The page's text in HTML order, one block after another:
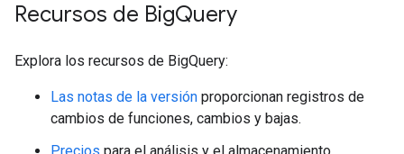
Recursos de BigQuery
Explora los recursos de BigQuery:
Las notas de la versión proporcionan registros de
cambios de funciones, cambios y bajas.